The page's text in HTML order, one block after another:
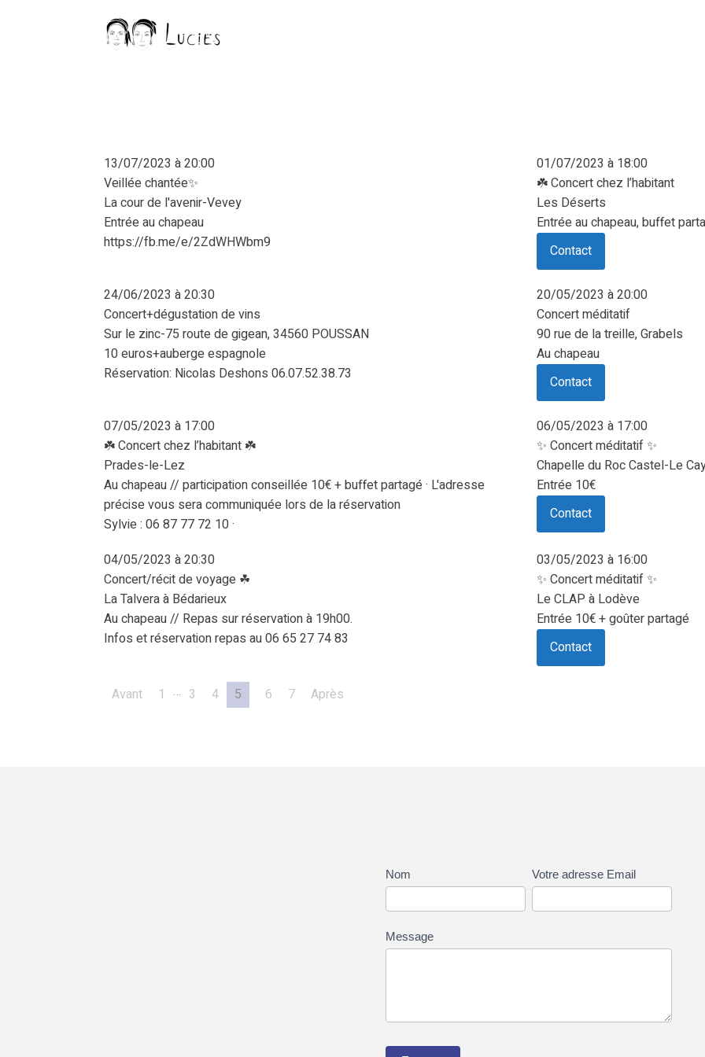
13/07/2023 à 20:00
Veillée chantée✨
La cour de l'avenir-Vevey
Entrée au chapeau
https://fb.me/e/2ZdWHWbm9
01/07/2023 à 18:00
☘️ Concert chez l’habitant
Les Déserts
Entrée au chapeau, buffet
Contact
24/06/2023 à 20:30
Concert+dégustation de vins
Sur le zinc-75 route de gigean, 34560 POUSSAN
10 euros+auberge espagnole
Réservation: Nicolas Deshons 06.07.52.38.73
20/05/2023 à 20:00
Concert méditatif
90 rue de la treille, Grabels
Au chapeau
Contact
07/05/2023 à 17:00
☘️ Concert chez l’habitant ☘️
Prades-le-Lez
Au chapeau // participation conseillée 10€ + buffet partagé · L'adresse
précise vous sera communiquée lors de la réservation
Sylvie : 06 87 77 72 10 ·
06/05/2023 à 17:00
✨ Concert méditatif ✨
Chapelle du Roc Castel-Le
Entrée 10€
Contact
04/05/2023 à 20:30
Concert/récit de voyage ☘
La Talvera à Bédarieux
Au chapeau // Repas sur réservation à 19h00.
Infos et réservation repas au 06 65 27 74 83
03/05/2023 à 16:00
✨ Concert méditatif ✨
Le CLAP à Lodève
Entrée 10€ + goûter partagé
Contact
Avant 1 … 3 4 5 6 7 Après
Nous
Nom Votre adresse Email
Message